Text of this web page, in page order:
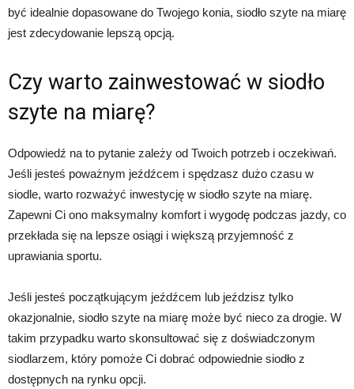
być idealnie dopasowane do Twojego konia, siodło szyte na miarę
jest zdecydowanie lepszą opcją.
Czy warto zainwestować w siodło
szyte na miarę?
Odpowiedź na to pytanie zależy od Twoich potrzeb i oczekiwań.
Jeśli jesteś poważnym jeźdźcem i spędzasz dużo czasu w
siodle, warto rozważyć inwestycję w siodło szyte na miarę.
Zapewni Ci ono maksymalny komfort i wygodę podczas jazdy, co
przekłada się na lepsze osiągi i większą przyjemność z
uprawiania sportu.
Jeśli jesteś początkującym jeźdźcem lub jeździsz tylko
okazjonalnie, siodło szyte na miarę może być nieco za drogie. W
takim przypadku warto skonsultować się z doświadczonym
siodlarzem, który pomoże Ci dobrać odpowiednie siodło z
dostępnych na rynku opcji.